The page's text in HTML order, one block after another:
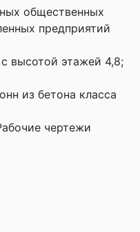
общественных
предприятий
высотой этажей 4,8;
из бетона класса
чертежи